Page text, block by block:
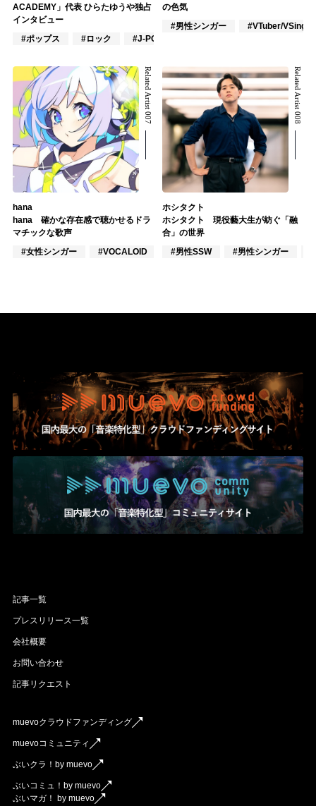
ACADEMY」代表 ひらたゆうや独占
インタビュー
#ポップス
#ロック #J-POP
の色気
#男性シンガー
#VTuber/VSinger
Related Artist 007
hana
hana 確かな存在感で聴かせるドラ
マチックな歌声
#女性シンガー
#VOCALOID #ポップス
Related Artist 008
ホシタクト
ホシタクト 現役藝大生が紡ぐ「融
合」の世界
#男性SSW
#男性シンガー
記事一覧
プレスリリース一覧
会社概要
お問い合わせ
記事リクエスト
muevoクラウドファンディング
muevoコミュニティ
ぶいクラ！by muevo
ぶいコミュ！by muevo
ぶいマガ！ by muevo